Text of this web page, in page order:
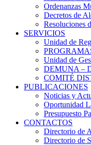
Ordenanzas
Decretos de
Resoluciones
SERVICIOS
Unidad de
Unidad de
DEMUNA –
COMITÉ
PUBLICACIONES
Noticias y
Oportunidad
Presupuesto
CONTACTOS
Directorio de
Directorio de